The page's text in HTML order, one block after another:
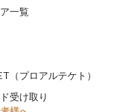
一覧
（プロアルテケト）
受け取り